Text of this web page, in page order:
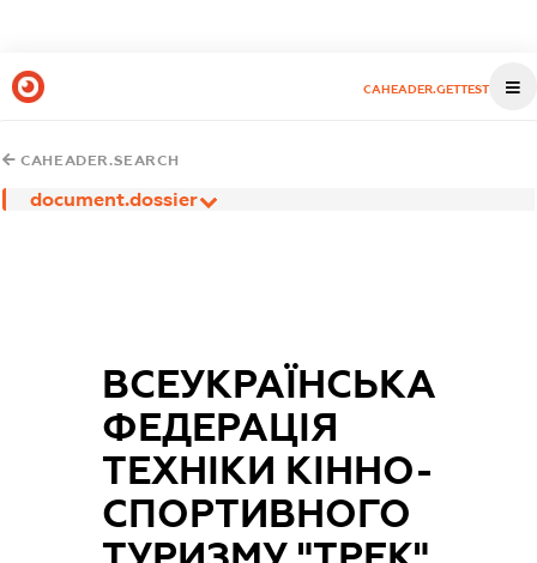
CAHEADER.GETTEST
CAHEADER.SEARCH
document.dossier
ВСЕУКРАЇНСЬКА
ФЕДЕРАЦІЯ
ТЕХНІКИ КІННО-
СПОРТИВНОГО